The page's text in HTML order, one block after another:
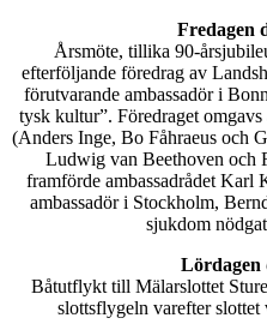
Fredagen
Årsmöte, tillika 90-
efterföljande föredrag av
förutvarande ambassadör i
tysk kultur”. Föredraget
(Anders Inge, Bo Fåhraeus och
Ludwig van Beethoven och
framförde ambassadrådet Karl
ambassadör i Stockholm,
sjukdom
Lördagen
Båtutflykt till Mälarslottet
slottsflygeln varefter